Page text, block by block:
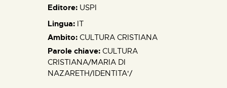
Editore: USPI
Lingua: IT
Ambito: CULTURA CRISTIANA
Parole chiave: CULTURA
CRISTIANA/MARIA DI
NAZARETH/IDENTITA'/